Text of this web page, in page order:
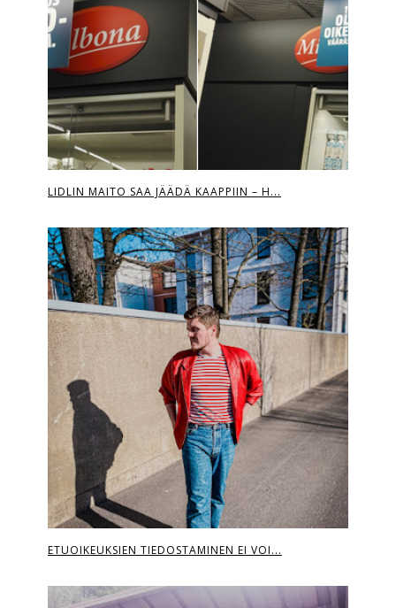
LIDLIN MAITO SAA JÄÄDÄ KAAPPIIN – H...
ETUOIKEUKSIEN TIEDOSTAMINEN EI VOI...